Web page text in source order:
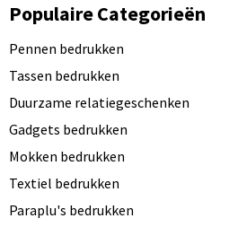
Populaire Categorieën
Pennen bedrukken
Tassen bedrukken
Duurzame relatiegeschenken
Gadgets bedrukken
Mokken bedrukken
Textiel bedrukken
Paraplu's bedrukken